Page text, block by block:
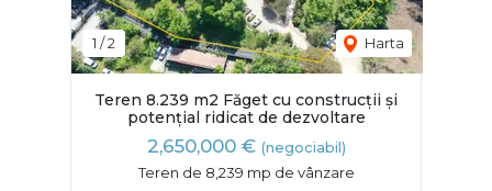
1 /2 Harta
Teren 8.239 m2 Făget cu construcții și
potențial ridicat de dezvoltare
2,650,000 € (negociabil)
Teren de 8,239 mp de vânzare